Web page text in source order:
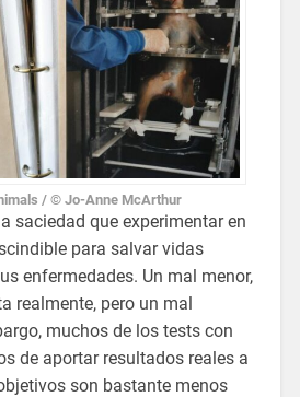
/ © Jo-Anne McArthur
saciedad que experimentar en
para salvar vidas
enfermedades. Un mal menor,
realmente, pero un mal
muchos de los tests con
de aportar resultados reales a
son bastante menos